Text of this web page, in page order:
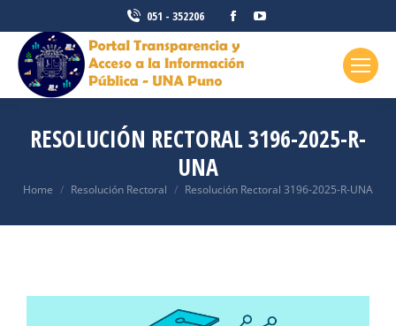
051 - 352206
RESOLUCIÓN RECTORAL 3196-2025-R-
UNA
You are here:
Home Resolución Rectoral Resolución Rectoral 3196-2025-R-UNA